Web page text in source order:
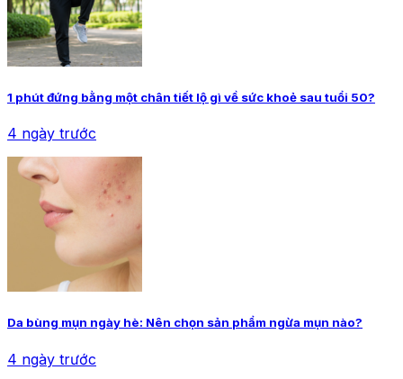
1 phút đứng bằng một chân tiết lộ gì về sức khoẻ sau tuổi 50?
4 ngày trước
Da bùng mụn ngày hè: Nên chọn sản phẩm ngừa mụn nào?
4 ngày trước